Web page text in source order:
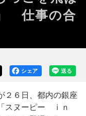
仕事の合
送る
シェア
２６日、都内の銀座
「スヌーピー ｉｎ